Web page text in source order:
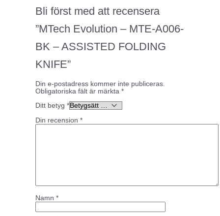
Bli först med att recensera
”MTech Evolution – MTE-A006-
BK – ASSISTED FOLDING
KNIFE”
Din e-postadress kommer inte publiceras.
Obligatoriska fält är märkta *
Ditt betyg *
Din recension *
Namn *